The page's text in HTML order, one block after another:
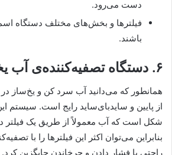
دست می‌رود.
فیلترها و بخش‌های مختلف دستگاه
باشند.
۶. دستگاه تصفیه‌کننده‌ی آب یخچالی
همانطور که می‌دانید آب سرد کن و یخ‌ساز
از پایین و سایدبای‌ساید رایج است. سیستم
شکل است که آب معمولاً از طریق یک فیلتر
بنابراین می‌توان اکثر این فیلترها را با
راحتی با فشار دادن و چرخاندن جایگزین کرد.